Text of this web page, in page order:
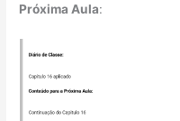
Próxima Aula: